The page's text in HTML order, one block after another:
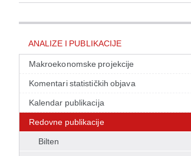
ANALIZE I PUBLIKACIJE
Makroekonomske projekcije
Komentari statističkih objava
Kalendar publikacija
Redovne publikacije
Bilten